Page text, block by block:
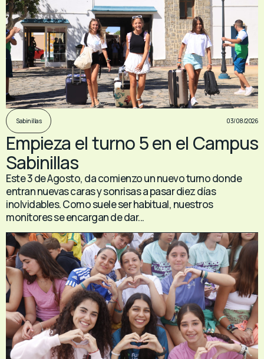
Sabinillas 03/08/2026
Empieza el turno 5 en el Campus
Sabinillas
Este 3 de Agosto, da comienzo un nuevo turno donde
entran nuevas caras y sonrisas a pasar diez días
inolvidables. Como suele ser habitual, nuestros
monitores se encargan de dar...